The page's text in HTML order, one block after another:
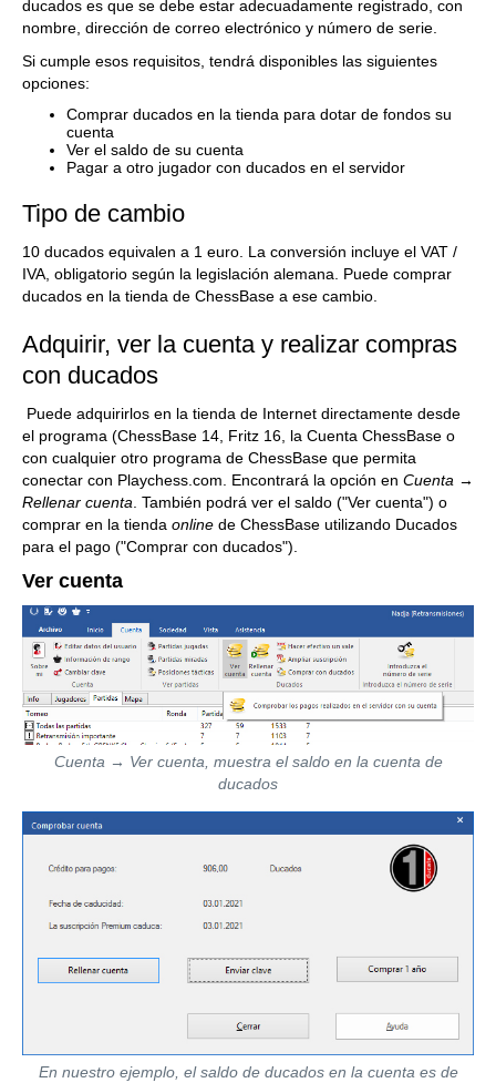
ducados es que se debe estar adecuadamente registrado, con
nombre, dirección de correo electrónico y número de serie.
Si cumple esos requisitos, tendrá disponibles las siguientes
opciones:
Comprar ducados en la tienda para dotar de fondos su
cuenta
Ver el saldo de su cuenta
Pagar a otro jugador con ducados en el servidor
Tipo de cambio
10 ducados equivalen a 1 euro. La conversión incluye el VAT /
IVA, obligatorio según la legislación alemana. Puede comprar
ducados en la tienda de ChessBase a ese cambio.
Adquirir, ver la cuenta y realizar compras
con ducados
Puede adquirirlos en la tienda de Internet directamente desde
el programa (ChessBase 14, Fritz 16, la Cuenta ChessBase o
con cualquier otro programa de ChessBase que permita
conectar con Playchess.com. Encontrará la opción en Cuenta →
Rellenar cuenta. También podrá ver el saldo ("Ver cuenta") o
comprar en la tienda online de ChessBase utilizando Ducados
para el pago ("Comprar con ducados").
Ver cuenta
Cuenta→ Ver cuenta, muestra el saldo en la cuenta de
ducados
En nuestro ejemplo, el saldo de ducados en la cuenta es de